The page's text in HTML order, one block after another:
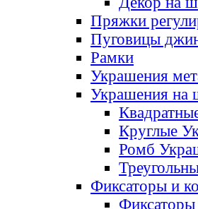
Пряжки
Пуговицы
Рамки
Украшения
Украшения на
Круглые
Ромб
Фиксаторы и
Фиксаторы